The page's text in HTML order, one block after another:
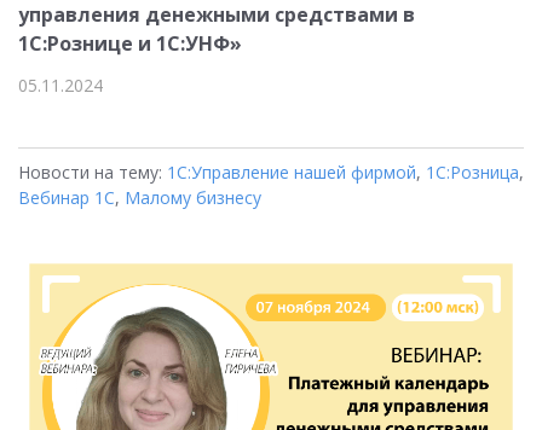
управления денежными средствами в
1С:Рознице и 1С:УНФ»
05.11.2024
Новости на тему: 1С:Управление нашей фирмой, 1С:Розница,
Вебинар 1С, Малому бизнесу